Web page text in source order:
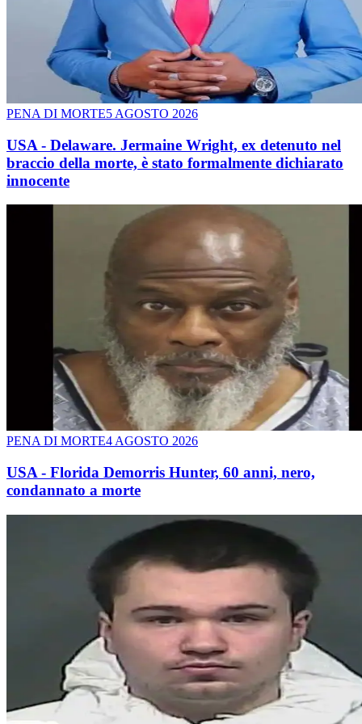
PENA DI MORTE5 AGOSTO 2026
USA - Delaware. Jermaine Wright, ex detenuto nel
braccio della morte, è stato formalmente dichiarato
innocente
PENA DI MORTE4 AGOSTO 2026
USA - Florida Demorris Hunter, 60 anni, nero,
condannato a morte